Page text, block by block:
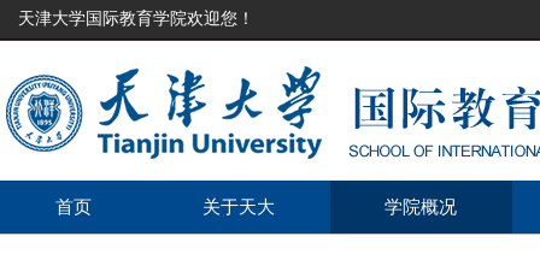
天津大学国际教育学院欢迎您！
首页 关于天大 学院概况